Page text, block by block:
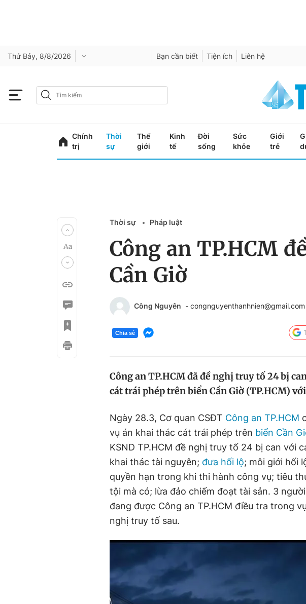
Thứ Bảy, 8/8/2026 Bạn cần biết Tiện ích Liên hệ
Chính
trị
Thời
sự
Thế
giới
Kinh
tế
Đời
sống
Sức
khỏe
Giới
trẻ
Thời sự Pháp luật
Công an TP.HCM
Cần Giờ
Công Nguyên - congnguyenthanhnien@gmail.com
Chia sẻ
Công an TP.HCM đã đề nghị truy tố 24 bị
cát trái phép trên biển Cần Giờ (TP.HCM)
Ngày 28.3, Cơ quan CSĐT Công an TP.HCM
vụ án khai thác cát trái phép trên biển Cần
KSND TP.HCM đề nghị truy tố 24 bị can với
khai thác tài nguyên; đưa hối lộ; môi giới hối
quyền hạn trong khi thi hành công vụ; tiêu
tội mà có; lừa đảo chiếm đoạt tài sản. 3
đang được Công an TP.HCM điều tra trong
nghị truy tố sau.